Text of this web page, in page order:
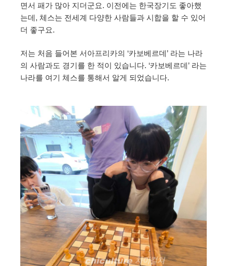
면서 패가 많아 지더군요. 이전에는 한국장기도 좋아했
는데, 체스는 전세계 다양한 사람들과 시합을 할 수 있어
더 좋구요.
저는 처음 들어본 서아프리카의 ‘카보베르데’ 라는 나라
의 사람과도 경기를 한 적이 있습니다. ‘카보베르데’ 라는
나라를 여기 체스를 통해서 알게 되었습니다.